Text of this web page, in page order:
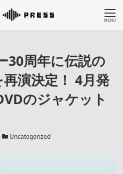
MENU
30周年に伝説の
演決定！ 4月発
のジャケット
カテゴリー
Uncategorized